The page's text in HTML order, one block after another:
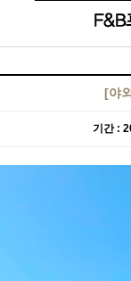
[야
기간 :